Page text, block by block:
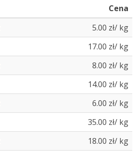
Cena
5.00 zł/ kg
17.00 zł/ kg
8.00 zł/ kg
14.00 zł/ kg
6.00 zł/ kg
35.00 zł/ kg
18.00 zł/ kg